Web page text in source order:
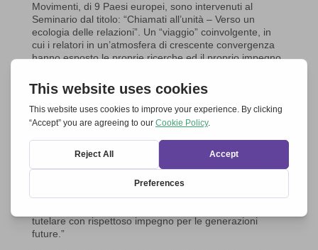
Movimenti, di 9 Paesi europei, sono intervenuti al
Seminario dal titolo: “Chiamati all’unità – Verso un
ecologia delle relazioni”. Un “viaggio” coinvolgente, in
cui i relatori in un’atmosfera di crescente convergenza
hanno esposto le proprie ricerche ed il proprio impegno
numerosi presenti nella “sala virtuale”. Le esperienze
già in atto in tanti posti e le incoraggianti buone pratiche,
facilmente imitabili, hanno evidenziato il desiderio e
l’impegno di rispettare e conservare la creazione per le
Per la nostra rete era il momento di approfondire uno
con cui ci siamo impegnati nel 2007 alla
grande Manifestazione a Stoccarda. Esso afferma: “SÌ al
tutelare con rispettoso impegno per le generazioni
future.”